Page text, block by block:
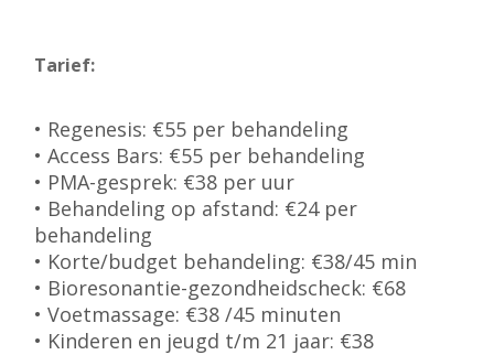
Tarief:
• Regenesis: €55 per behandeling
• Access Bars: €55 per behandeling
• PMA-gesprek: €38 per uur
• Behandeling op afstand: €24 per
behandeling
• Korte/budget behandeling: €38/45 min
• Bioresonantie-gezondheidscheck: €68
• Voetmassage: €38 /45 minuten
• Kinderen en jeugd t/m 21 jaar: €38